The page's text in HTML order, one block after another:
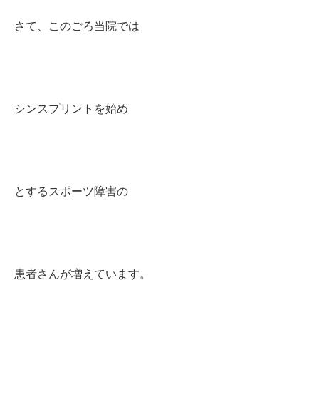
さて、このごろ当院では
シンスプリントを始め
とするスポーツ障害の
患者さんが増えています。